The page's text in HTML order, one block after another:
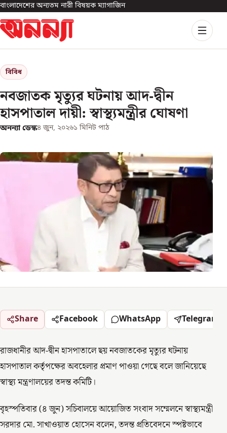
বাংলাদেশের অন্যতম নারী বিষয়ক ম্যাগাজিন
বিবিধ
নবজাতক মৃত্যুর ঘটনায় আদ-দ্বীন
হাসপাতাল দায়ী: স্বাস্থ্যমন্ত্রীর ঘোষণা
অনন্যা ডেস্ক৪ জুন, ২০২৬১ মিনিট পাঠ
Share Facebook WhatsApp Telegram
রাজধানীর আদ-দ্বীন হাসপাতালে ছয় নবজাতকের মৃত্যুর ঘটনায়
হাসপাতাল কর্তৃপক্ষের অবহেলার প্রমাণ পাওয়া গেছে বলে জানিয়েছে
স্বাস্থ্য মন্ত্রণালয়ের তদন্ত কমিটি।
বৃহস্পতিবার (৪ জুন) সচিবালয়ে আয়োজিত সংবাদ সম্মেলনে স্বাস্থ্যমন্ত্রী
সরদার মো. সাখাওয়াত হোসেন বলেন, তদন্ত প্রতিবেদনে স্পষ্টভাবে